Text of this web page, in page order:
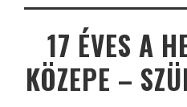
17 ÉVES A
KÖZEPE –